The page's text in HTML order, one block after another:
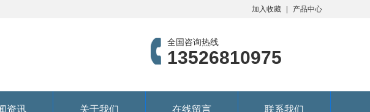
加入收藏 产品中心
全国咨询热线
13526810975
资讯 关于我们 在线留言 联系我们